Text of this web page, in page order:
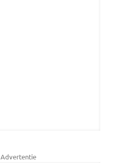
Advertentie